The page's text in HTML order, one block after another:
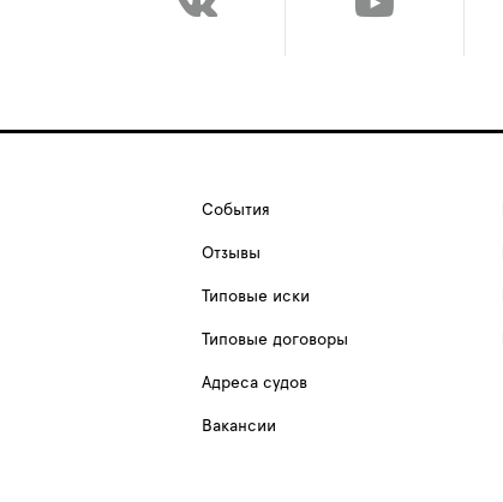
События
Отзывы
Типовые иски
Типовые договоры
Адреса судов
Вакансии